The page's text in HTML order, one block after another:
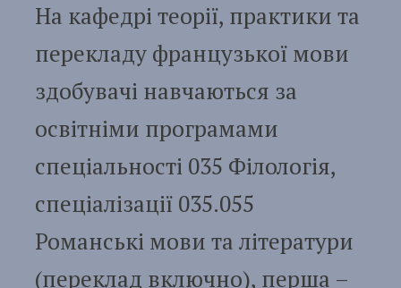
На кафедрі теорії, практики та
перекладу французької мови
здобувачі навчаються за
освітніми програмами
спеціальності 035 Філологія,
спеціалізації 035.055
Романські мови та літератури
(переклад включно), перша –